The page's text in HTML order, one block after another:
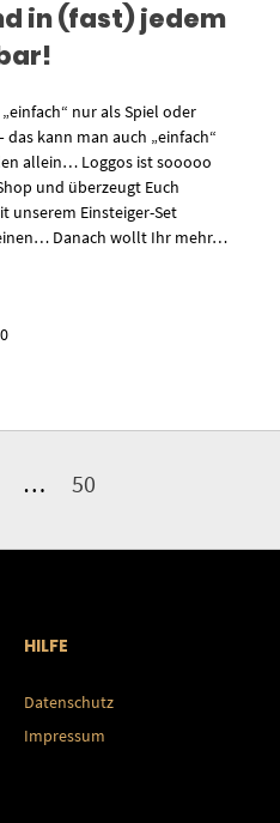
in (fast) jedem
nur als Spiel oder
kann man auch „einfach“
allein… Loggos ist sooooo
und überzeugt Euch
unserem Einsteiger-Set
Danach wollt Ihr mehr…
… 50
HILFE
Datenschutz
Impressum